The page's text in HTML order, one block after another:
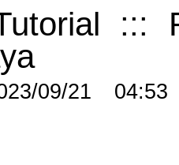
:::
09/21